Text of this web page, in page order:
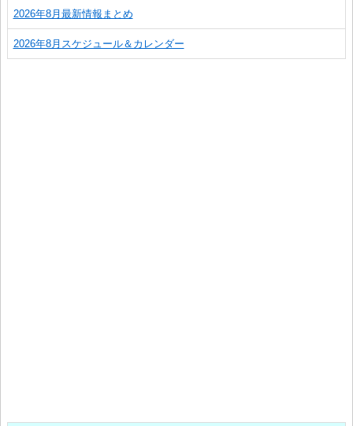
2026年8月最新情報まとめ
2026年8月スケジュール＆カレンダー